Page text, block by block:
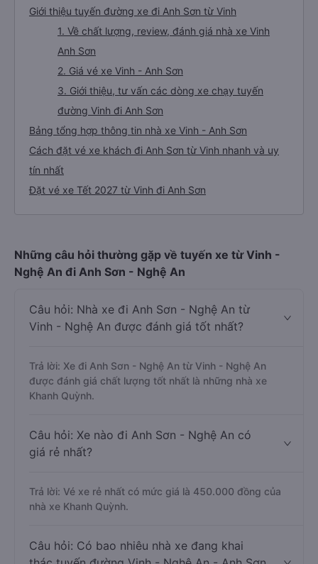
Giới thiệu tuyến đường xe đi Anh Sơn từ Vinh
1. Về chất lượng, review, đánh giá nhà xe Vinh
Anh Sơn
2. Giá vé xe Vinh - Anh Sơn
3. Giới thiệu, tư vấn các dòng xe chạy tuyến
đường Vinh đi Anh Sơn
Bảng tổng hợp thông tin nhà xe Vinh - Anh Sơn
Cách đặt vé xe khách đi Anh Sơn từ Vinh nhanh và uy
tín nhất
Đặt vé xe Tết 2027 từ Vinh đi Anh Sơn
Những câu hỏi thường gặp về tuyến xe từ Vinh -
Nghệ An đi Anh Sơn - Nghệ An
Câu hỏi: Nhà xe đi Anh Sơn - Nghệ An từ
Vinh - Nghệ An được đánh giá tốt nhất?
Trả lời: Xe đi Anh Sơn - Nghệ An từ Vinh - Nghệ An
được đánh giá chất lượng tốt nhất là những nhà xe
Khanh Quỳnh.
Câu hỏi: Xe nào đi Anh Sơn - Nghệ An có
giá rẻ nhất?
Trả lời: Vé xe rẻ nhất có mức giá là 450.000 đồng của
nhà xe Khanh Quỳnh.
Câu hỏi: Có bao nhiêu nhà xe đang khai